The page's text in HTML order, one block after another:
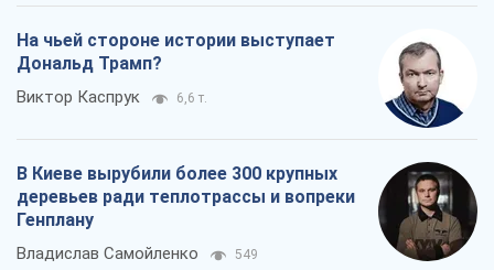
На чьей стороне истории выступает
Дональд Трамп?
Виктор Каспрук 6,6 т.
В Киеве вырубили более 300 крупных
деревьев ради теплотрассы и вопреки
Генплану
Владислав Самойленко 549